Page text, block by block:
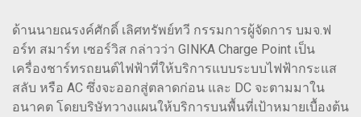
ด้านนายณรงค์ศักดิ์ เลิศทรัพย์ทวี กรรมการผู้จัดการ บมจ.ฟ
อร์ท สมาร์ท เซอร์วิส กล่าวว่า GINKA Charge Point เป็น
เครื่องชาร์ทรถยนต์ไฟฟ้าที่ให้บริการแบบระบบไฟฟ้ากระแส
สลับ หรือ AC ซึ่งจะออกสู่ตลาดก่อน และ DC จะตามมาใน
อนาคต โดยบริษัทวางแผนให้บริการบนพื้นที่เป้าหมายเบื้องต้น